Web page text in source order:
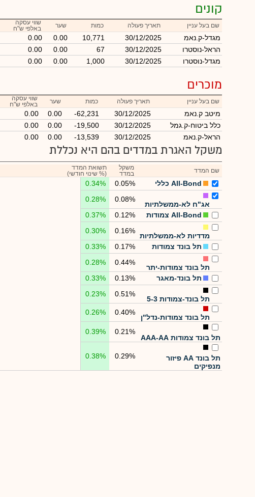
קונים
שם בעל עניין תאריך פעולה כמות שער
שווי עסקה
באלפי ש"ח
מגדל-ק.נאמ 30/12/2025
10,771
0.00
0.00
הראל-נוסטרו
30/12/2025
67
0.00
0.00
מגדל-נוסטרו
30/12/2025
1,000
0.00
0.00
מוכרים
שם בעל עניין תאריך פעולה כמות שער
שווי עסקה
באלפי ש"ח
מיטב ק.נאמ 30/12/2025
-62,231
0.00
0.00
כלל ביטוח-ק.גמל
30/12/2025
-19,500
0.00
0.00
הראל-ק.נאמ
30/12/2025
-13,539
0.00
0.00
משקל האגרת במדדים בהם היא נכללת
שם המדד
משקל
במדד
תשואת המדד
(% שינוי חודשי)
All-Bond כללי 0.05%
0.34%
אג"ח לא-ממשלתיות
0.08%
0.28%
All-Bond צמודות
0.12%
0.37%
מדדיות לא-ממשלתיות
0.16%
0.30%
תל בונד צמודות
0.17%
0.33%
תל בונד צמודות-יתר
0.44%
0.28%
תל בונד-מאגר
0.13%
0.33%
תל בונד-צמודות 5-3
0.51%
0.23%
תל בונד צמודות-נדל"ן
0.40%
0.26%
תל בונד צמודות AAA-AA
0.21%
0.39%
תל בונד AA פיזור
מנפיקים
0.29%
0.38%